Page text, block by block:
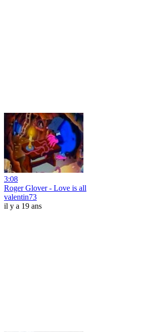
3:08
Roger Glover - Love is all
valentin73
il y a 19 ans